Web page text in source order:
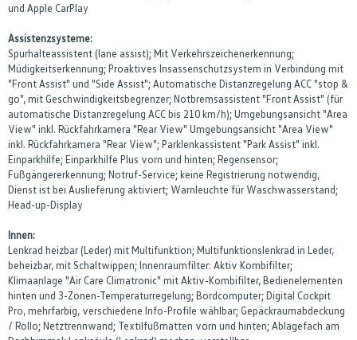
und Apple CarPlay
Assistenzsysteme:
Spurhalteassistent (lane assist); Mit Verkehrszeichenerkennung;
Müdigkeitserkennung; Proaktives Insassenschutzsystem in Verbindung mit
"Front Assist" und "Side Assist"; Automatische Distanzregelung ACC "stop &
go", mit Geschwindigkeitsbegrenzer; Notbremsassistent "Front Assist" (für
automatische Distanzregelung ACC bis 210 km/h); Umgebungsansicht "Area
View" inkl. Rückfahrkamera "Rear View" Umgebungsansicht "Area View"
inkl. Rückfahrkamera "Rear View"; Parklenkassistent "Park Assist" inkl.
Einparkhilfe; Einparkhilfe Plus vorn und hinten; Regensensor;
Fußgängererkennung; Notruf-Service; keine Registrierung notwendig,
Dienst ist bei Auslieferung aktiviert; Warnleuchte für Waschwasserstand;
Head-up-Display
Innen:
Lenkrad heizbar (Leder) mit Multifunktion; Multifunktionslenkrad in Leder,
beheizbar, mit Schaltwippen; Innenraumfilter: Aktiv Kombifilter;
Klimaanlage "Air Care Climatronic" mit Aktiv-Kombifilter, Bedienelementen
hinten und 3-Zonen-Temperaturregelung; Bordcomputer; Digital Cockpit
Pro, mehrfarbig, verschiedene Info-Profile wählbar; Gepäckraumabdeckung
/ Rollo; Netztrennwand; Textilfußmatten vorn und hinten; Ablagefach am